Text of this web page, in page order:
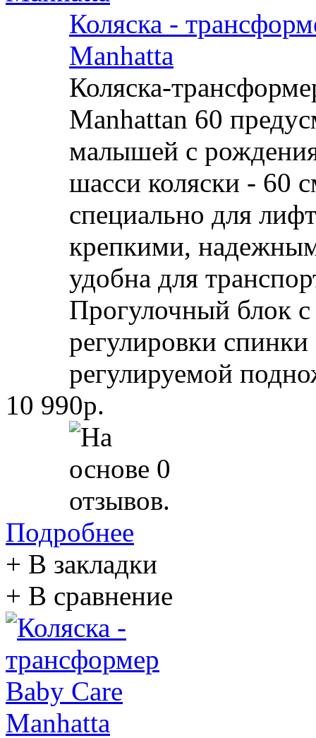
Коляска -
Manhatta
Коляска-
Manhattan 60
малышей с
шасси коляски - 60
специально для
крeпкими,
удобна для
Прогулочный блок
регулировки
рeгулируемой
10 990р.
Подробнее
+ В закладки
+ В сравнение